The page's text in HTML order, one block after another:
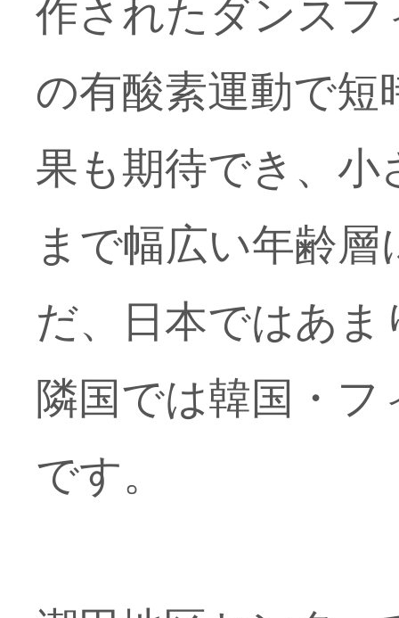
作されたダンス
の有酸素運動で
果も期待でき、
まで幅広い年齢
だ、日本ではあ
隣国では韓国・
です。